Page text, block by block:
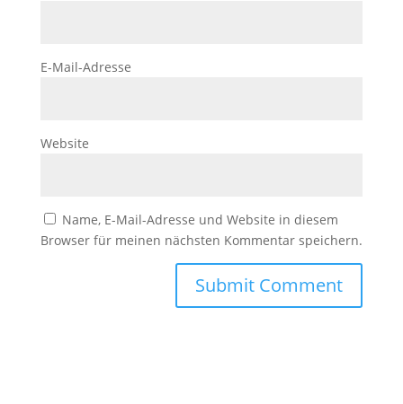
E-Mail-Adresse
Website
Name, E-Mail-Adresse und Website in diesem
Browser für meinen nächsten Kommentar speichern.